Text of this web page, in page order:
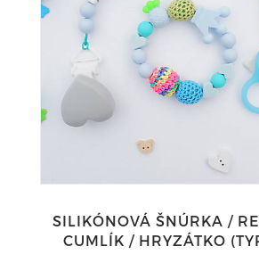
SILIKÓNOVÁ ŠNÚRKA /
CUMLÍK / HRYZÁTKO